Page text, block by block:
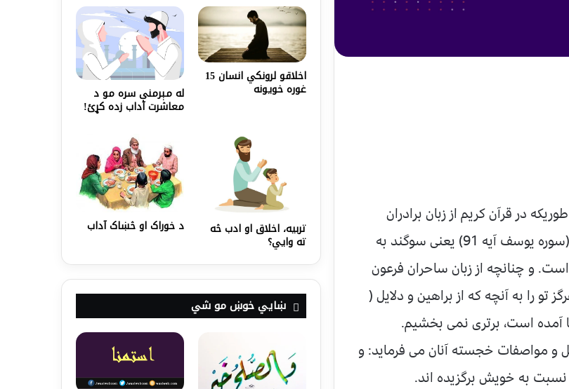
در قرآن کریم از زبان برادران
یوسف علیه السلام حکایه شده: تالله لقد آثرک الله علینا.(سوره یوسف آیه 91) یعنی سوگند به
و چنانچه از زبان ساحران فرعون
را به آنچه که از براهین و دلایل (
آمده است، برتری نمی بخشیم.
و مواصفات خجسته آنان می فرماید: و
نسبت به خویش برگزیده اند.
اخلاقو لرونکي انسان 15
غوره خویونه له مېرمنې سره مو د
معاشرت آداب زده کړئ!
تربیه، اخلاق او ادب څه
ته وایي؟
د خوراک او څښاک آداب
ښايي خوښ مو شي